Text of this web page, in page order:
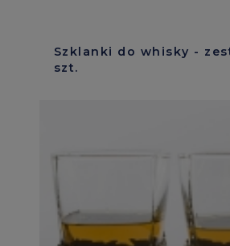
Szklanki do whisky -
szt.